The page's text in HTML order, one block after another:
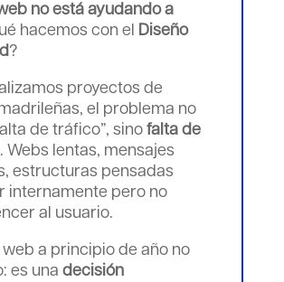
no está ayudando a
hacemos con el
Diseño
?
proyectos de
el problema no
de tráfico”, sino falta de
. Webs lentas, mensajes
estructuras pensadas
internamente pero no
al usuario.
web a principio de año no
es una decisión